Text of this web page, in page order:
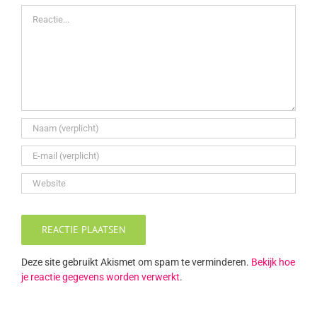
Deze site gebruikt Akismet om spam te verminderen. Bekijk hoe
je reactie gegevens worden verwerkt.